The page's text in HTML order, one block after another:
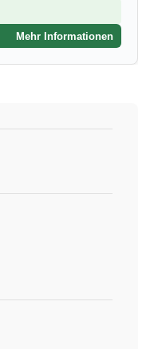
Mehr Informationen